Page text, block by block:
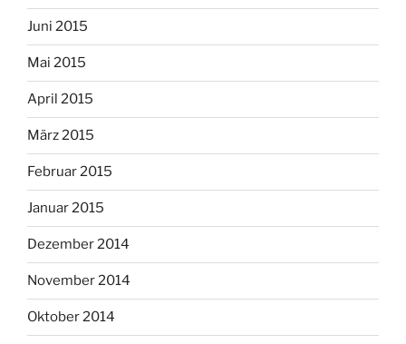
Juni 2015
Mai 2015
April 2015
März 2015
Februar 2015
Januar 2015
Dezember 2014
November 2014
Oktober 2014